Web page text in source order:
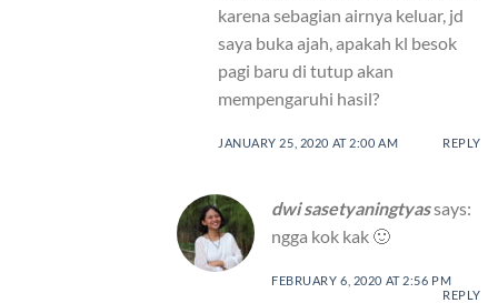
karena sebagian airnya keluar, jd
saya buka ajah, apakah kl besok
pagi baru di tutup akan
mempengaruhi hasil?
JANUARY 25, 2020 AT 2:00 AM REPLY
dwi sasetyaningtyassays:
ngga kok kak 🙂
FEBRUARY 6, 2020 AT 2:56 PM
REPLY